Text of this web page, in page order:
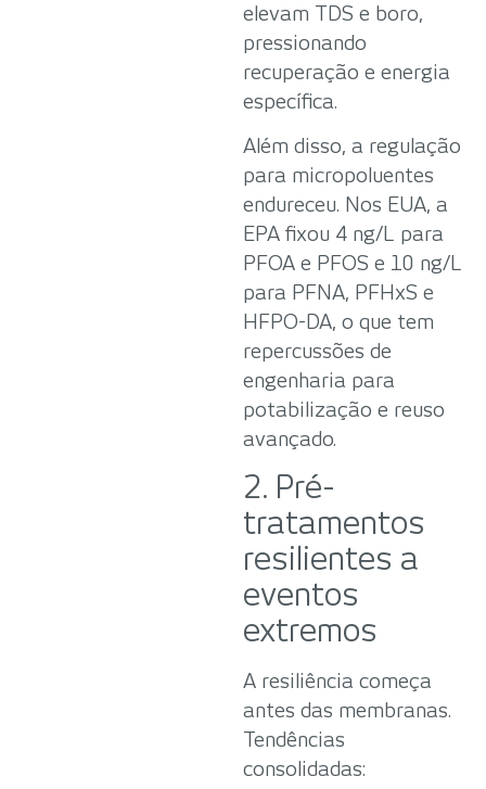
elevam TDS e boro,
pressionando
recuperação e energia
específica.
Além disso, a regulação
para micropoluentes
endureceu. Nos EUA, a
EPA fixou 4 ng/L para
PFOA e PFOS e 10 ng/L
para PFNA, PFHxS e
HFPO-DA, o que tem
repercussões de
engenharia para
potabilização e reuso
avançado.
2. Pré-
tratamentos
resilientes a
eventos
extremos
A resiliência começa
antes das membranas.
Tendências
consolidadas: